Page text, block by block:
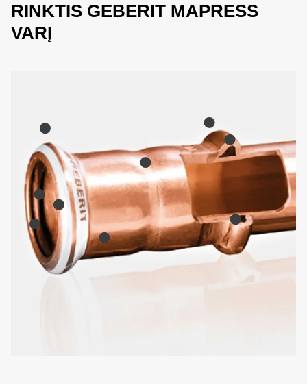
RINKTIS GEBERIT MAPRESS
VARĮ